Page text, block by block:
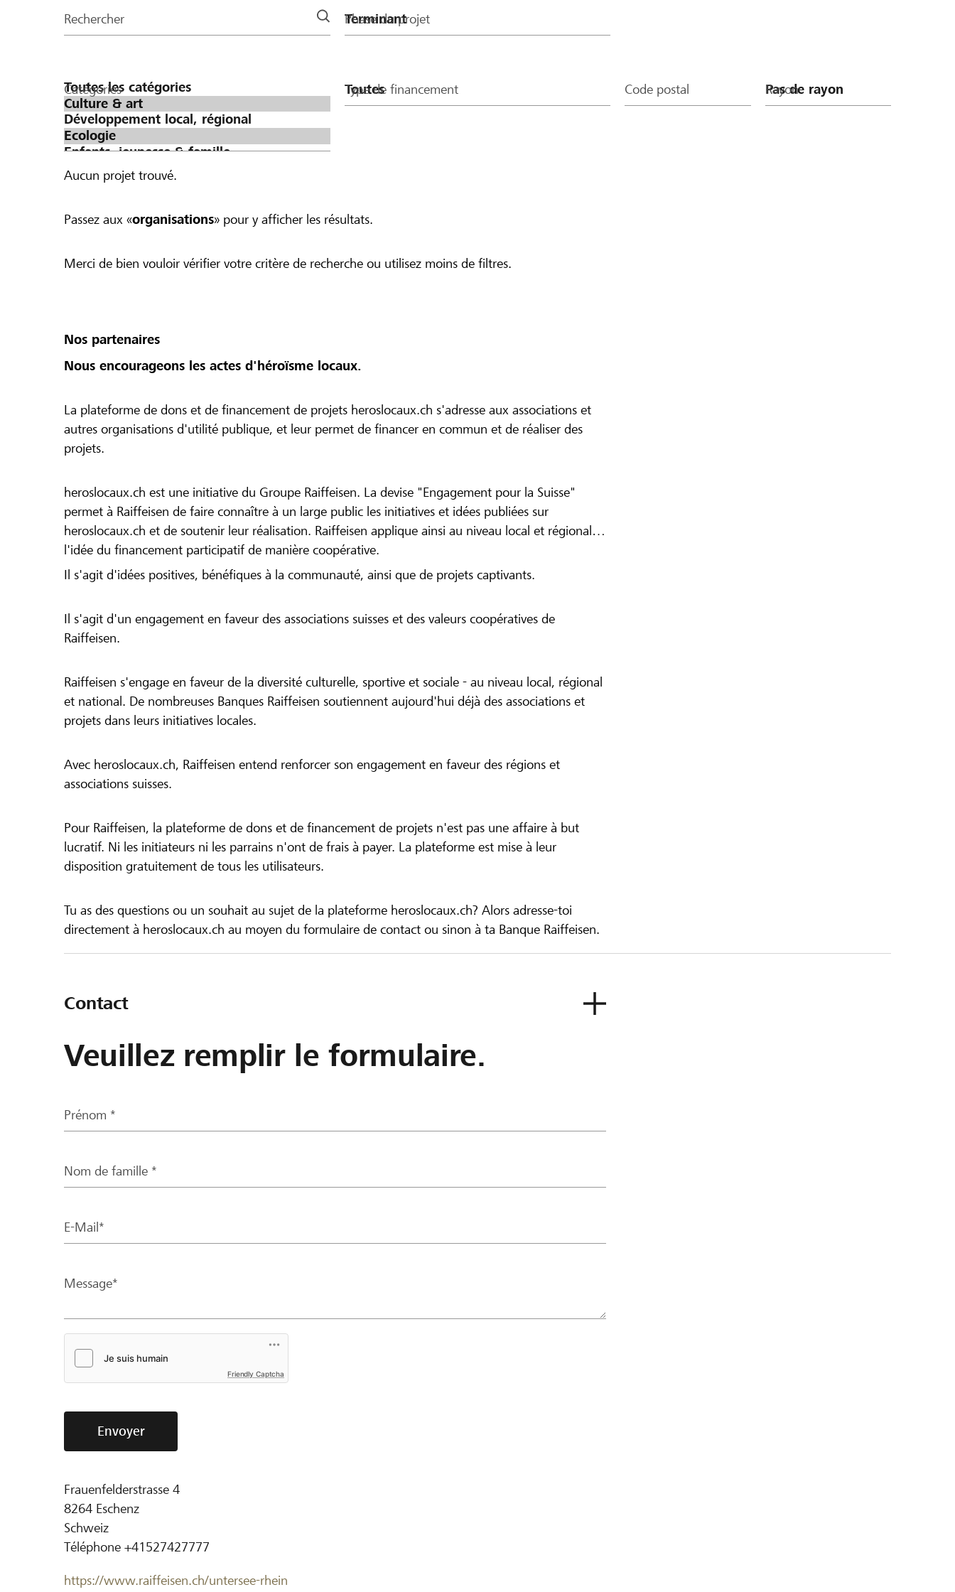
la
Rechercher Phase du projet
Catégories Type de financement Code postal Rayon
Aucun projet trouvé.
Passez aux «organisations» pour y afficher les résultats.
Merci de bien vouloir vérifier votre critère de recherche ou utilisez moins de filtres.
Nos partenaires
Nous encourageons les actes d'héroïsme locaux.
La plateforme de dons et de financement de projets heroslocaux.ch s'adresse aux associations et
autres organisations d'utilité publique, et leur permet de financer en commun et de réaliser des
projets.
heroslocaux.ch est une initiative du Groupe Raiffeisen. La devise "Engagement pour la Suisse"
permet à Raiffeisen de faire connaître à un large public les initiatives et idées publiées sur
heroslocaux.ch et de soutenir leur réalisation. Raiffeisen applique ainsi au niveau local et régional
l'idée du financement participatif de manière coopérative.
Il s'agit d'idées positives, bénéfiques à la communauté, ainsi que de projets captivants.
Il s'agit d'un engagement en faveur des associations suisses et des valeurs coopératives de
Raiffeisen.
Raiffeisen s'engage en faveur de la diversité culturelle, sportive et sociale - au niveau local, régional
et national. De nombreuses Banques Raiffeisen soutiennent aujourd'hui déjà des associations et
projets dans leurs initiatives locales.
Avec heroslocaux.ch, Raiffeisen entend renforcer son engagement en faveur des régions et
associations suisses.
Pour Raiffeisen, la plateforme de dons et de financement de projets n'est pas une affaire à but
lucratif. Ni les initiateurs ni les parrains n'ont de frais à payer. La plateforme est mise à leur
disposition gratuitement de tous les utilisateurs.
Tu as des questions ou un souhait au sujet de la plateforme heroslocaux.ch? Alors adresse-toi
directement à heroslocaux.ch au moyen du formulaire de contact ou sinon à ta Banque Raiffeisen.
Contact
Veuillez remplir le formulaire.
Prénom *
Nom de famille *
E-Mail*
Message*
Friendly Captcha
Envoyer
Frauenfelderstrasse 4
8264 Eschenz
Schweiz
Téléphone +41527427777
https://www.raiffeisen.ch/untersee-rhein